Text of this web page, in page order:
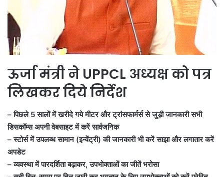
ऊर्जा मंत्री ने UPPCL अध्यक्ष को पत्र
लिखकर दिये निर्देश
– पिछले 5 सालों में खरीदे गये मीटर और ट्रांसफार्मर्स से जुड़ी जानकारी सभी
डिसकॉम्स अपनी वेबसाइट में करें सार्वजनिक
– स्टोर्स में उपलब्ध सामान (इन्वेंट्री) की जानकारी भी करें साझा और लगातार करें
अपडेट
– व्यवस्था में पारदर्शिता बढ़ाकर, उपभोक्ताओं का जीतें भरोसा